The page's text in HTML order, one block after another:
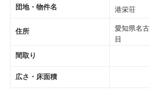
団地・物件名 港栄荘
住所
愛知県名
目
間取り
広さ・床面積